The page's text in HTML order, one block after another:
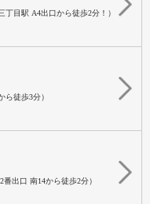
丁目駅 A4出口から徒歩2分！）
ら徒歩3分）
番出口 南14から徒歩2分）